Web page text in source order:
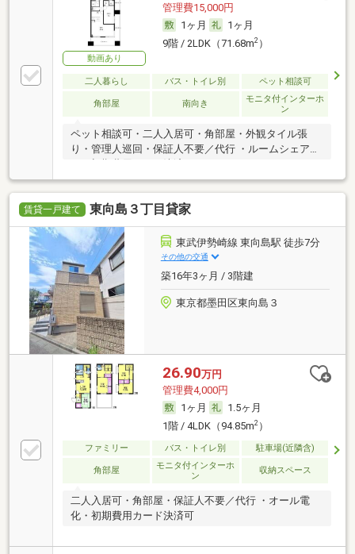
動画あり
管理費15,000円
1ヶ月
1ヶ月
9階 / 2LDK（71.68m2）
二人暮らし バス・トイレ別 ペット相談可
角部屋 南向き
モニタ付インターホ
ン
ペット相談可・二人入居可・角部屋・外観タイル張
り・管理人巡回・保証人不要／代行 ・ルームシェア
賃貸一戸建て 東向島３丁目貸家
東武伊勢崎線 東向島駅 徒歩7分
その他の交通
築16年3ヶ月 / 3階建
東京都墨田区東向島３
26.90万円
管理費4,000円
1ヶ月
1.5ヶ月
1階 / 4LDK（94.85m2）
ファミリー バス・トイレ別 駐車場(近隣含)
角部屋
モニタ付インターホ
ン
収納スペース
二人入居可・角部屋・保証人不要／代行 ・オール電
化・初期費用カード決済可